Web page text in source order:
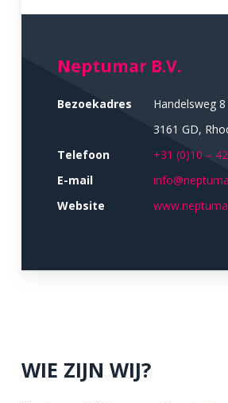
Neptumar B.V.
Bezoekadres
Handelsweg 8
3161 GD,
Telefoon
+31 (0)10 –
E-mail
Website
WIE ZIJN WIJ?